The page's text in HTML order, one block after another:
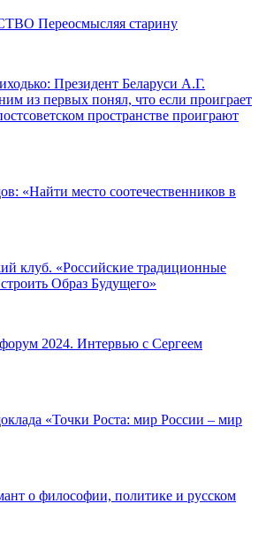
Переосмысляя старину
Президент Беларуси А.Г.
из первых понял, что если проиграет
пространстве проиграют
«Найти место соотечественников в
клуб. «Российские традиционные
Образ Будущего»
2024. Интервью с Сергеем
«Точки Роста: мир России – мир
о философии, политике и русском